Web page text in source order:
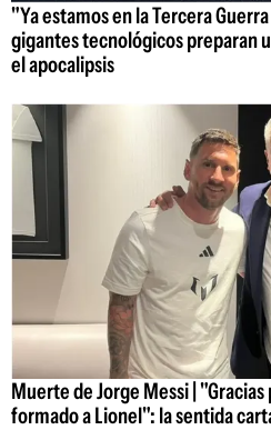
"Ya estamos en la Tercera
gigantes tecnológicos preparan
el apocalipsis
Muerte de Jorge Messi |
formado a Lionel": la sentida